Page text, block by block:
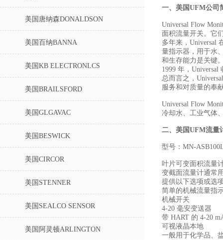
美国唐纳森DONALDSON
美国百纳BANNA
美国KB ELECTRONLCS
美国BRAILSFORD
美国GLGAVAC
美国BESWICK
美国CIRCOR
美国STENNER
美国SEALCO SENSOR
美国阿灵顿ARLINGTON
一、美国UFM公司
Universal Flow
面积流量开关。它
多年来，Universal
量指示器，用于水
和生存能力是关键
1999 年，
总而言之，
服务和对质量的奉
Universal Flow
冷却水、工业气体
二、 美国UFM流量
型号：MN-
叶片可变面积流量
变截面流量计通常
提供以下选项或选
简单的机械流量指
机械开关
4-20 毫安变送器
带 HART 的 4-20
可视液晶本地
一般用于化学品、